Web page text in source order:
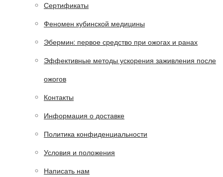
Сертификаты
Феномен кубинской медицины
Эбермин: первое средство при ожогах и ранах
Эффективные методы ускорения заживления после
ожогов
Контакты
Информация о доставке
Политика конфиденциальности
Условия и положения
Написать нам